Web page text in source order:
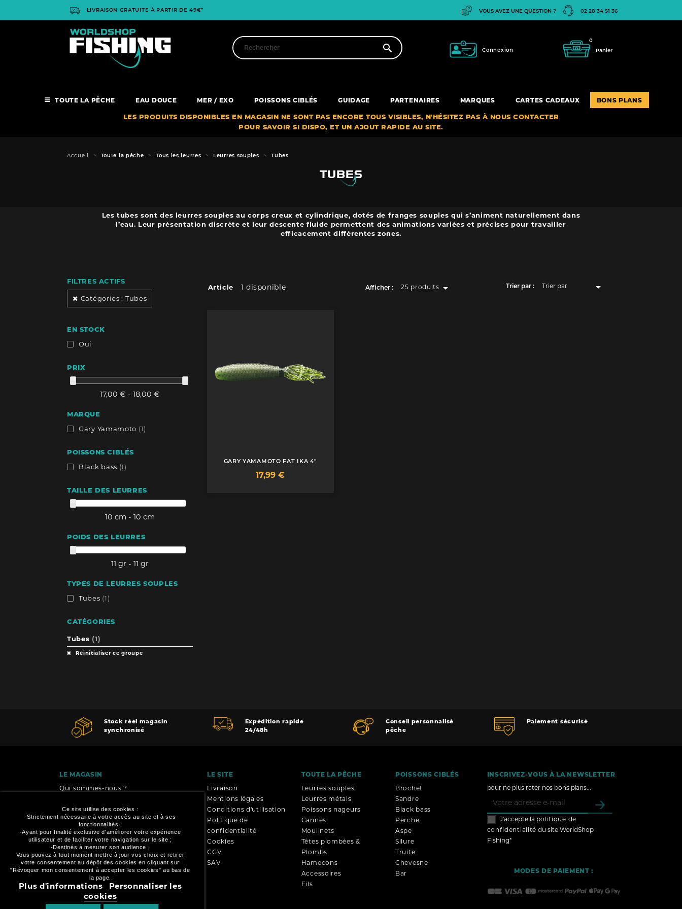
Panneau de gestion des cookies
LIVRAISON GRATUITE À PARTIR DE 49€* VOUS AVEZ UNE QUESTION ? 02 28 34 51 36
 Connexion Panier
0
TOUTE LA PÊCHE EAU DOUCE MER / EXO POISSONS CIBLÉS GUIDAGE PARTENAIRES MARQUES CARTES CADEAUX BONS PLANS
LES PRODUITS DISPONIBLES EN MAGASIN NE SONT PAS ENCORE TOUS VISIBLES, N'HÉSITEZ PAS À NOUS CONTACTER
POUR SAVOIR SI DISPO, ET UN AJOUT RAPIDE AU SITE.
Accueil Toute la pêche Tous les leurres Leurres souples Tubes
TUBES
Les tubes sont des leurres souples au corps creux et cylindrique, dotés de franges souples qui s’animent naturellement dans
l’eau. Leur présentation discrète et leur descente fluide permettent des animations variées et précises pour travailler
efficacement différentes zones.
FILTRES ACTIFS
Catégories : Tubes
EN STOCK
Oui
PRIX
17,00 € - 18,00 €
MARQUE
Gary Yamamoto (1)
POISSONS CIBLÉS
Black bass (1)
TAILLE DES LEURRES
10 cm - 10 cm
POIDS DES LEURRES
11 gr - 11 gr
TYPES DE LEURRES SOUPLES
Tubes (1)
CATÉGORIES
Tubes (1)
Réinitialiser ce groupe
Article 1 disponible Afficher : 25 produits  Trier par : Trier par 
GARY YAMAMOTO FAT IKA 4"
Prix
17,99 €
Stock réel magasin
synchronisé
Expédition rapide
24/48h
Conseil personnalisé
pêche
Paiement sécurisé
LE MAGASIN
Qui sommes-nous ?
02 28 34 51 36
contact@worldshopfishing.com
HORAIRES
Lundi
Fermé
Mardi
10h–12h & 14h–19h
10h–12h & 14h–19h
Jeudi
10h–12h & 14h–19h
Vendredi
10h–12h & 14h–19h
10h–19h
LE SITE
Livraison
Mentions légales
Conditions d'utilisation
Politique de
confidentialité
Cookies
CGV
SAV
TOUTE LA PÊCHE
Leurres souples
Leurres métals
Poissons nageurs
Cannes
Moulinets
Têtes plombées &
Plombs
Hamecons
Accessoires
Fils
POISSONS CIBLÉS
Brochet
Sandre
Black bass
Perche
Aspe
Silure
Truite
Chevesne
Bar
Ce site utilise des cookies :
-Strictement nécessaire à votre accès au site et à ses
fonctionnalités ;
-Ayant pour finalité exclusive d'améliorer votre expérience
utilisateur et de faciliter votre navigation sur le site ;
-Destinés à mesurer son audience ;
Vous pouvez à tout moment mettre à jour vos choix et retirer
votre consentement au dépôt des cookies en cliquant sur
"Révoquer mon consentement à accepter les cookies" au bas de
la page.
Plus d'informations
Personnaliser les
cookies
INSCRIVEZ-VOUS À LA NEWSLETTER
pour ne plus rater nos bons plans...
J'accepte la politique de
confidentialité du site WorldShop
Fishing*
MODES DE PAIEMENT :